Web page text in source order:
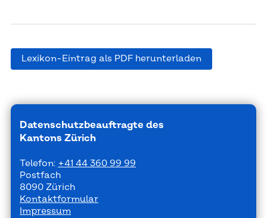
Lexikon-Eintrag als PDF herunterladen
Datenschutzbeauftragte des
Kantons Zürich
Telefon: +41 44 360 99 99
Postfach
8090 Zürich
Kontaktformular
Impressum